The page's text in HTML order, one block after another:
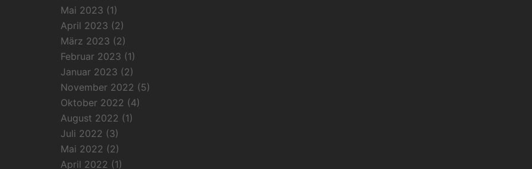
Mai 2023 (1)
April 2023 (2)
März 2023 (2)
Februar 2023 (1)
Januar 2023 (2)
November 2022 (5)
Oktober 2022 (4)
August 2022 (1)
Juli 2022 (3)
Mai 2022 (2)
April 2022 (1)